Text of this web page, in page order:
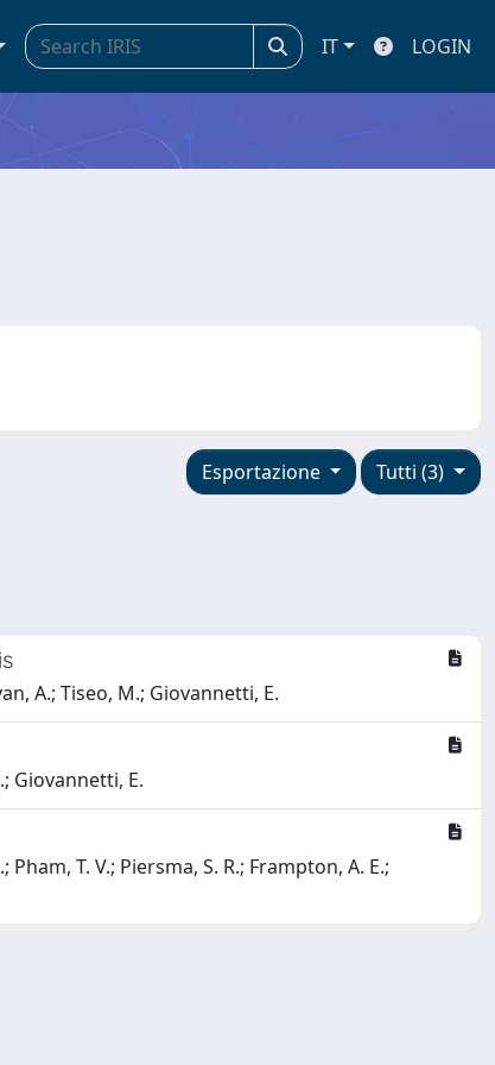
IT LOGIN
Tutti (3)
Esportazione
A.; Tiseo, M.; Giovannetti, E.
Giovannetti, E.
T. V.; Piersma, S. R.; Frampton, A. E.;